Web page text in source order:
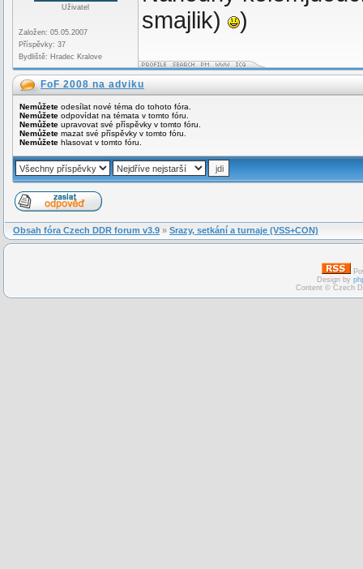
Uživatel
Založen: 05.05.2007
Příspěvky: 37
Bydliště: Hradec Kralove
smajlik)
)
FoF 2008 na adviku
Nemůžete odesílat nové téma do tohoto fóra.
Nemůžete odpovídat na témata v tomto fóru.
Nemůžete upravovat své příspěvky v tomto fóru.
Nemůžete mazat své příspěvky v tomto fóru.
Nemůžete hlasovat v tomto fóru.
Obsah fóra Czech DDR forum v3.9 » Srazy, setkání a turnaje (VSS+CON)
Design by
Content © Czech